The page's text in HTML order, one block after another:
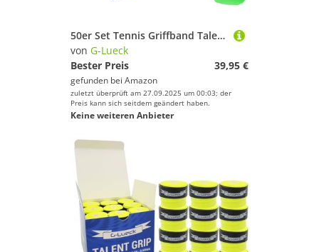
50er Set Tennis Griffband Talent Grip (sehr griffig) | 0,50-0,60mm Stärke | Overgrip für Squash Badminton Schläger & Kicker inkl. selbstklebendes Abschlußband | Anti-Rutsch (Mix)
von G-Lueck
Bester Preis
39,95 €
gefunden bei Amazon
zuletzt überprüft am 27.09.2025 um 00:03; der
Preis kann sich seitdem geändert haben.
Keine weiteren Anbieter